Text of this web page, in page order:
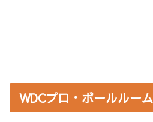
WDCプロ・ボールルー